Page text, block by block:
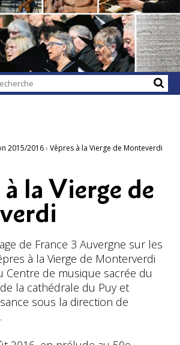
par
2015/2016› Vêpres à la Vierge de Monteverdi
la Vierge de
de France 3 Auvergne sur les
à la Vierge de Monterverdi
de musique sacrée du
la cathédrale du Puy et
sous la direction de